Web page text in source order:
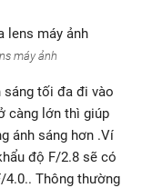
máy ảnh
sáng tối đa đi vào
càng lớn thì giúp
ánh sáng hơn .Ví
độ F/2.8 sẽ có
4.0.. Thông thường